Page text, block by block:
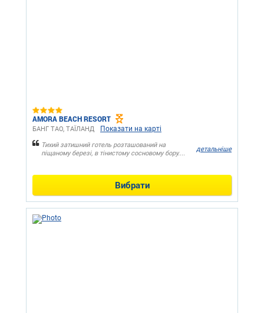
AMORA BEACH RESORT
БАНГ ТАО, ТАЇЛАНД Показати на карті
Тихий затишний готель розташований на
піщаному березі, в тінистому сосновому бору....
детальніше
Вибрати